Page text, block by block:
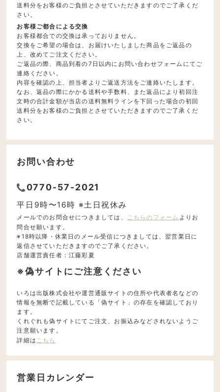
送料分をお客様のご負担とさせていただきますのでご了承くだ
さい。
お客様ご都合による交換
お客様都合での交換は承っておりません。
交換をご希望の場合は、お届けいたしました商品をご返品の
上、改めてご注文ください。
ご返品の際、商品到着の7日以内にお問い合わせフォームにてご
連絡ください。
内容を確認の上、担当者よりご返送方法をご連絡いたします。
なお、返品の際にかかる送料や手数料、また返品により初回注
文時の合計金額が当店の送料無料ラインを下回った場合の初回
送料分をお客様のご負担とさせていただきますのでご了承くだ
さい。
お問い合わせ
0770-57-2021
平日9時〜16時 ※土日祝休み
メールでのお問合せにつきましては、 こちらのフォーム よりお
問合せ願います。
※18時以降・休業日のメール受信につきましては、翌営業日に
返信させていただきますのでご了承ください。
店舗運営責任者：江藤彩夏
※偽サイトにご注意ください
いろは出版株式会社や運営通販サイトの住所や代表者名などの
情報を無断で記載している「偽サイト」の存在を確認しており
ます。
くれぐれも偽サイトにてご注文、お振込みなどされないようご
注意願います。
詳細は こちら
営業日カレンダー